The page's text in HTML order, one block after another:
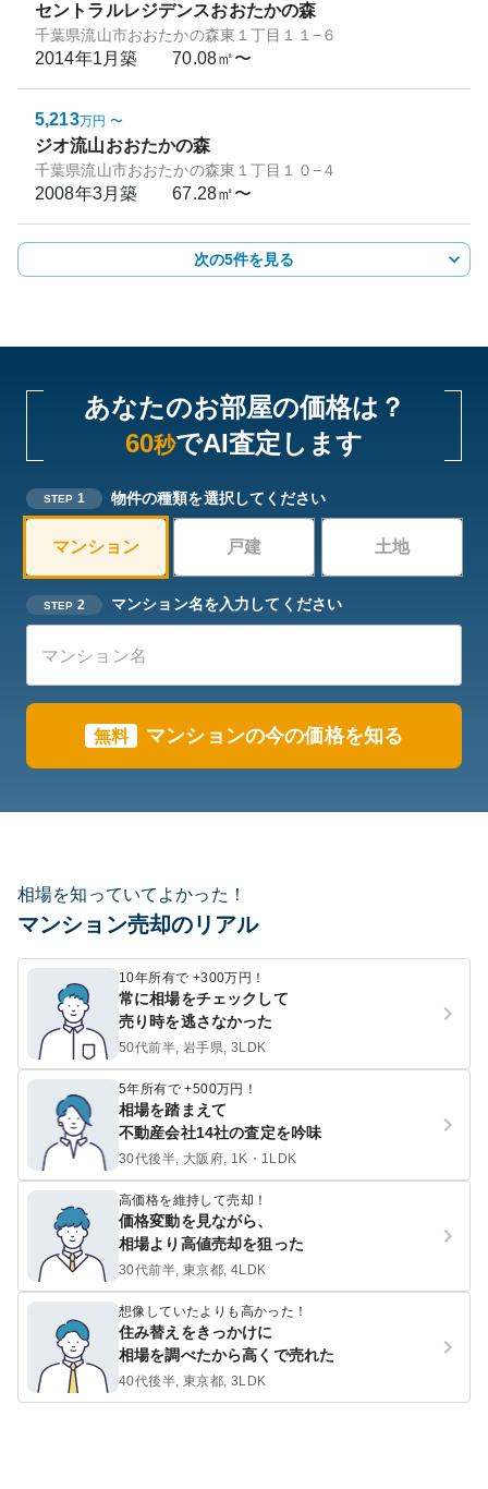
セントラルレジデンスおおたかの森
千葉県流山市おおたかの森東１丁目１１−６
2014年1月築 70.08㎡〜
5,213万円 〜
ジオ流山おおたかの森
千葉県流山市おおたかの森東１丁目１０−４
2008年3月築 67.28㎡〜
次の5件を見る
あなたのお部屋の価格は？
60秒でAI査定します
STEP 1 物件の種類を選択してください
マンション 戸建 土地
STEP 2 マンション名を入力してください
無料 マンションの今の価格を知る
相場を知っていてよかった！
マンション売却のリアル
10年所有で +300万円！
常に相場をチェックして
売り時を逃さなかった
50代前半, 岩手県, 3LDK
5年所有で +500万円！
相場を踏まえて
不動産会社14社の査定を吟味
30代後半, 大阪府, 1K・1LDK
高価格を維持して売却！
価格変動を見ながら、
相場より高値売却を狙った
30代前半, 東京都, 4LDK
想像していたよりも高かった！
住み替えをきっかけに
相場を調べたから高くで売れた
40代後半, 東京都, 3LDK